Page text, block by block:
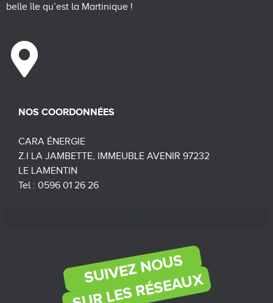
belle île qu’est la Martinique !
NOS COORDONNÉES
CARA ÉNERGIE
Z.I LA JAMBETTE, IMMEUBLE AVENIR 97232
LE LAMENTIN
Tel : 0596 01 26 26